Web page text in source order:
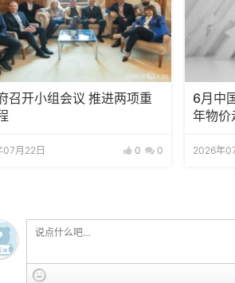
召开小组会议 推进两项重
月22日 0 0
6月中
年物价
2026年